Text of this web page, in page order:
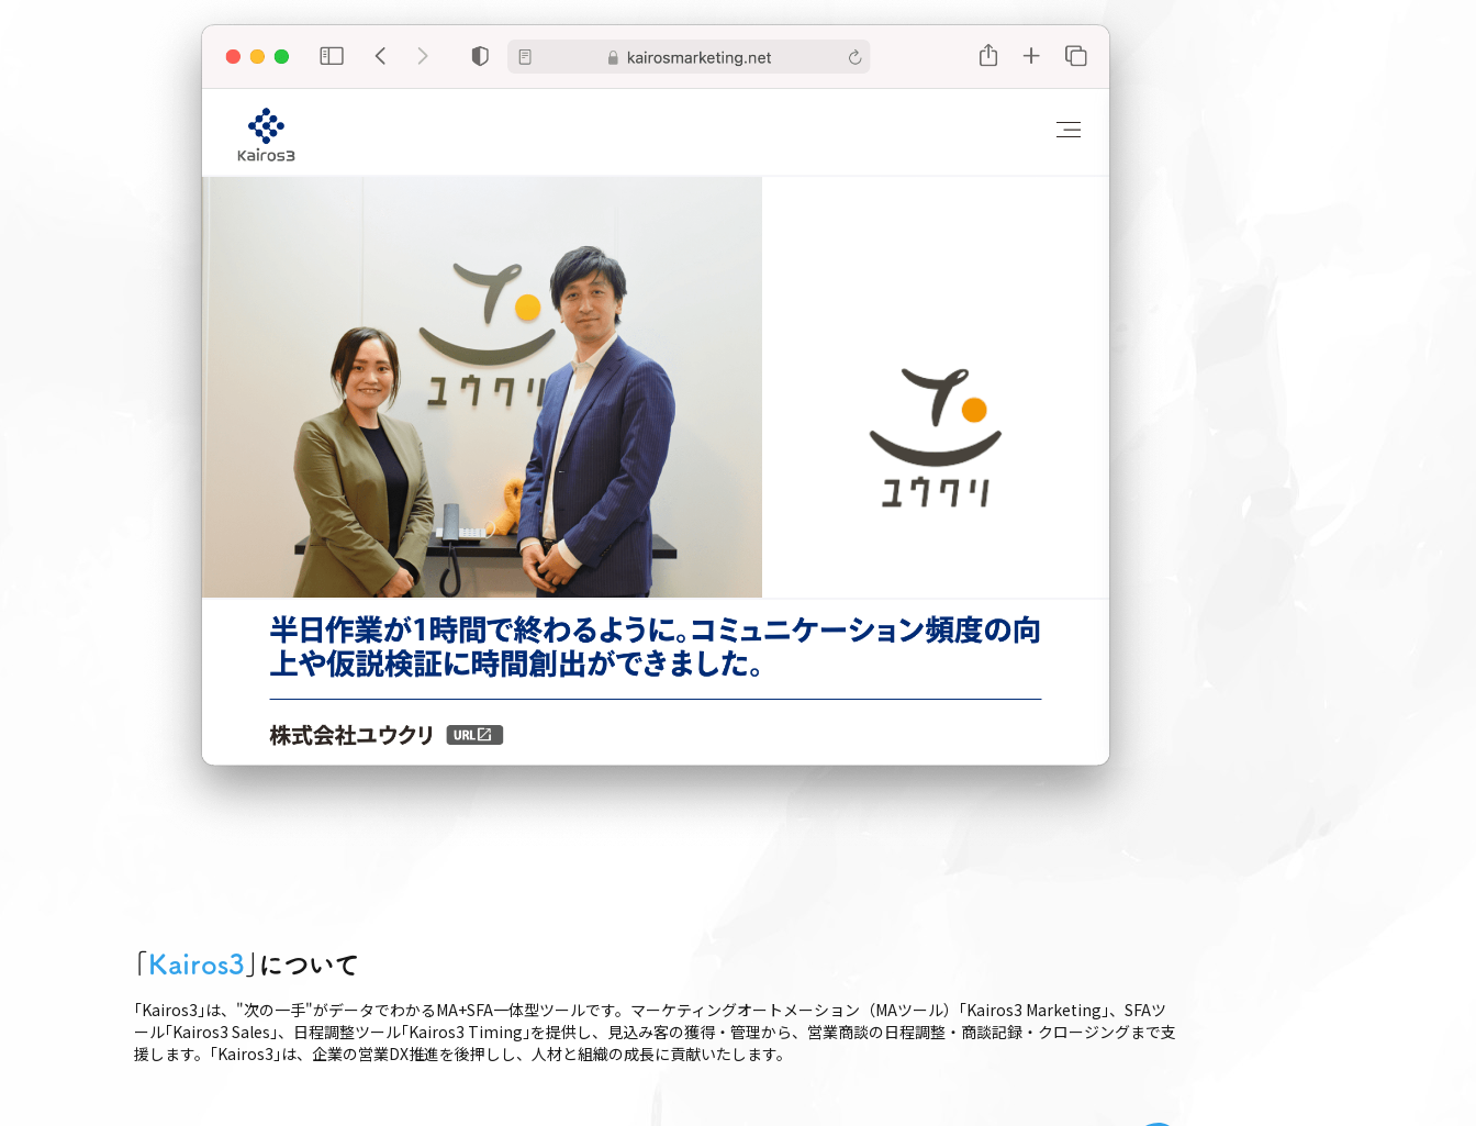
Kairos3 ｣について
｢Kairos3｣は、"次の一手"がデータでわかるMA+SFA一体型ツールです。マーケティングオートメーション（MAツール）｢Kairos3 Marketing｣、SFAツ
ール｢Kairos3 Sales｣、日程調整ツール｢Kairos3 Timing｣を提供し、見込み客の獲得・管理から、営業商談の日程調整・商談記録・クロージングまで支
援します。｢Kairos3｣は、企業の営業DX推進を後押しし、人材と組織の成長に貢献いたします。